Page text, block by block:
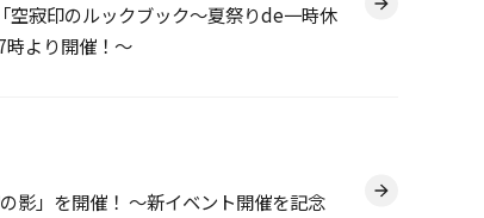
寂印のルックブック～夏祭りde一時休
より開催！～
影」を開催！ ～新イベント開催を記念